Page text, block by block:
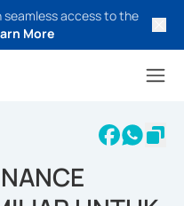
access to the
More